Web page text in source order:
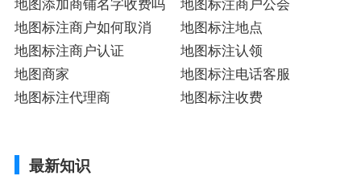
地图标注商户如何取消
地图标注地点
地图标注商户认证
地图标注认领
地图商家
地图标注电话客服
地图标注代理商
地图标注收费
最新知识